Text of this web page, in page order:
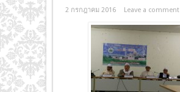
2 กรกฎาคม 2016 Leave a comment